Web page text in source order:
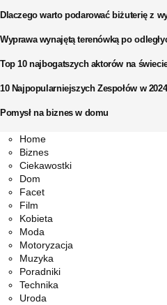
Dlaczego warto podarować biżuterię z
Wyprawa wynajętą terenówką po
Top 10 najbogatszych aktorów na
10 Najpopularniejszych Zespołów w
Pomysł na biznes w domu
Facebook
Twitter
Instagram
Pinterest
Youtube
Snapchat
Home
Biznes
Ciekawostki
Dom
Facet
Film
Kobieta
Moda
Motoryzacja
Muzyka
Poradniki
Technika
Uroda